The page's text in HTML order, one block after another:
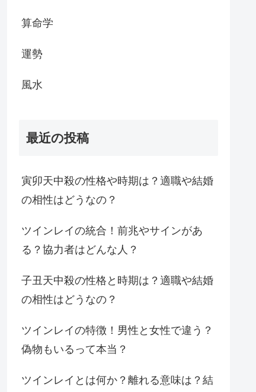
算命学
運勢
風水
最近の投稿
寅卯天中殺の性格や時期は？適職や結婚
の相性はどうなの？
ツインレイの統合！前兆やサインがあ
る？協力者はどんな人？
子丑天中殺の性格と時期は？適職や結婚
の相性はどうなの？
ツインレイの特徴！男性と女性で違う？
偽物もいるって本当？
ツインレイとは何か？離れる意味は？結